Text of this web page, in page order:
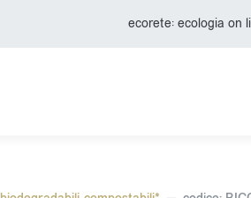
ecorete: ecologia on